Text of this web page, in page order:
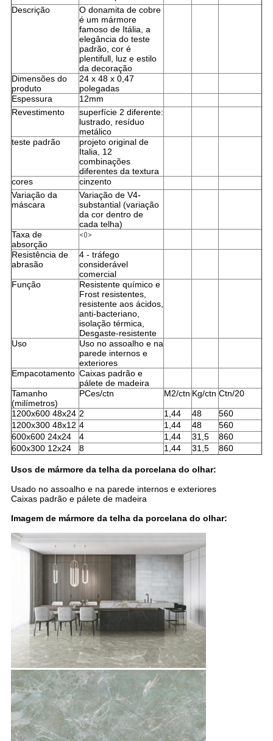
Descrição
O donamita de cobre
é um mármore
famoso de Itália, a
elegância do teste
padrão, cor é
plentifull, luz e estilo
da decoração
Dimensões do
produto
24 x 48 x 0,47
polegadas
Espessura
12mm
Revestimento
superfície 2 diferente:
lustrado, resíduo
metálico
teste padrão
projeto original de
Italia, 12
combinações
diferentes da textura
cores
cinzento
Variação da
máscara
Variação de V4-
substantial (variação
da cor dentro de
cada telha)
Taxa de
absorção
<0>
Resistência de
abrasão
4 - tráfego
considerável
comercial
Função
Resistente químico e
Frost resistentes,
resistente aos ácidos,
anti-bacteriano,
isolação térmica,
Desgaste-resistente
Uso
Uso no assoalho e na
parede internos e
exteriores
Empacotamento Caixas padrão e
pálete de madeira
Tamanho
(milímetros)
PCes/ctn M2/ctn Kg/ctn Ctn/20
1200x600 48x24 2 1,44 48
560
1200x300 48x12 4 1,44 48
560
600x600 24x24
4 1,44 31,5
860
600x300 12x24
8 1,44 31,5 860
Usos de mármore da telha da porcelana do olhar:
Usado no assoalho e na parede internos e exteriores
Caixas padrão e pálete de madeira
Imagem de mármore da telha da porcelana do olhar: